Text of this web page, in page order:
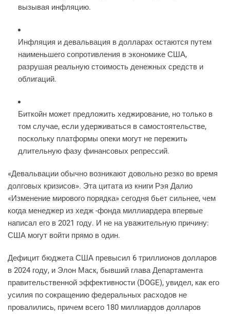
вызывая инфляцию.
Инфляция и девальвация в долларах остаются путем
наименьшего сопротивления в экономике США,
разрушая реальную стоимость денежных средств и
облигаций.
Биткойн может предложить хеджирование, но только в
том случае, если удерживаться в самостоятельстве,
поскольку платформы опеки могут не пережить
длительную фазу финансовых репрессий.
«Девальвации обычно возникают довольно резко во время
долговых кризисов». Эта цитата из книги Рэя Далио
«Изменение мирового порядка» сегодня бьет сильнее, чем
когда менеджер из хедж -фонда миллиардера впервые
написал его в 2021 году. И не на уважительную причину:
США могут войти прямо в один.
Дефицит бюджета США превысил 6 триллионов долларов
в 2024 году, и Элон Маск, бывший глава Департамента
правительственной эффективности (DOGE), увидел, как его
усилия по сокращению федеральных расходов не
провалились, причем всего 180 миллиардов долларов